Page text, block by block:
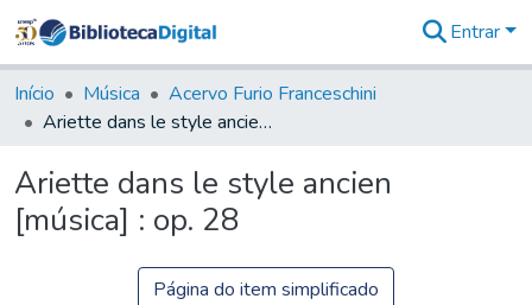
&
Coleções
Tudo na
Digital
Estatísticas
Entrar
Início Música
Acervo Furio Franceschini
Ariette dans le style ancien [música] : op. 28
Ariette dans le style ancien
[música] : op. 28
Página do item simplificado